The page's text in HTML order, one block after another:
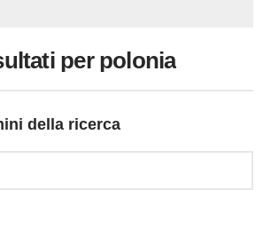
per polonia
della ricerca